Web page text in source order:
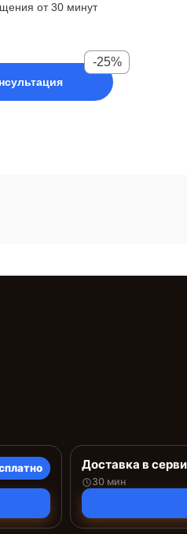
от 30 минут
-25%
Доставка в
30 мин